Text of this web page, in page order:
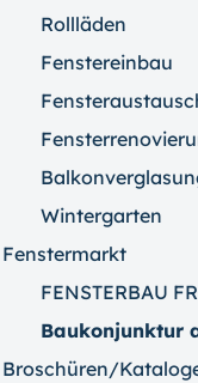
Rollläden
Fenstereinbau
Wintergarten
Fenstermarkt
FENSTERBAU
Baukonjunktur
Broschüren/